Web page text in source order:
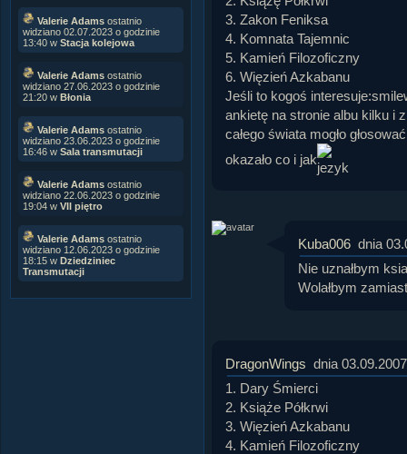
Valerie Adams ostatnio
widziano 02.07.2023 o godzinie
13:40 w Stacja kolejowa
Valerie Adams ostatnio
widziano 27.06.2023 o godzinie
21:20 w Błonia
Valerie Adams ostatnio
widziano 23.06.2023 o godzinie
16:46 w Sala transmutacji
Valerie Adams ostatnio
widziano 22.06.2023 o godzinie
19:04 w VII piętro
Valerie Adams ostatnio
widziano 12.06.2023 o godzinie
18:15 w Dziedziniec
Transmutacji
3. Zakon Feniksa
4. Komnata Tajemnic
5. Kamień Filozoficzny
6. Więzień Azkabanu
Jeśli to kogoś
ankietę na stronie albu kilku i
całego świata mogło
okazało co i jak
Kuba006 dnia
Nie uznałbym
Wolałbym
DragonWings dnia
1. Dary Śmierci
2. Książe Półkrwi
3. Więzień Azkabanu
4. Kamień Filozoficzny